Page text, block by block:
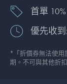
首單
優先收
*「折價券無法使用
期。不可與其他折